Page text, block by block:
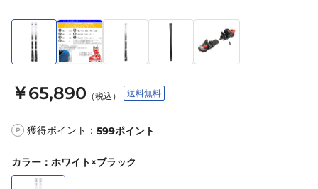
￥65,890 （税込） 送料無料
P 獲得ポイント： 599ポイント
カラー ： ホワイト×ブラック